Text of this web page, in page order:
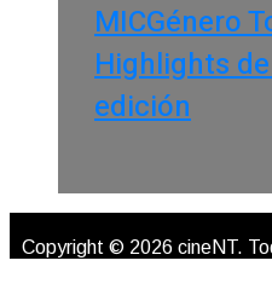
MICGénero
Highlights
edición
Copyright © 2026 cineNT.